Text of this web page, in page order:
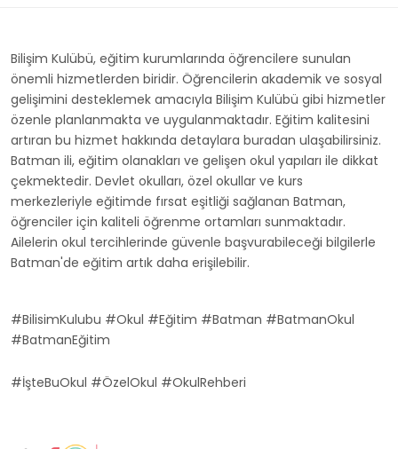
Bilişim Kulübü, eğitim kurumlarında öğrencilere sunulan
önemli hizmetlerden biridir. Öğrencilerin akademik ve sosyal
gelişimini desteklemek amacıyla Bilişim Kulübü gibi hizmetler
özenle planlanmakta ve uygulanmaktadır. Eğitim kalitesini
artıran bu hizmet hakkında detaylara buradan ulaşabilirsiniz.
Batman ili, eğitim olanakları ve gelişen okul yapıları ile dikkat
çekmektedir. Devlet okulları, özel okullar ve kurs
merkezleriyle eğitimde fırsat eşitliği sağlanan Batman,
öğrenciler için kaliteli öğrenme ortamları sunmaktadır.
Ailelerin okul tercihlerinde güvenle başvurabileceği bilgilerle
Batman'de eğitim artık daha erişilebilir.
#BilisimKulubu #Okul #Eğitim #Batman #BatmanOkul
#BatmanEğitim
#İşteBuOkul #ÖzelOkul #OkulRehberi